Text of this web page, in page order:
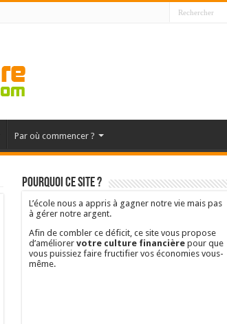
Par où commencer ?
Pourquoi ce site ?
L’école nous a appris à gagner notre vie mais pas
à gérer notre argent.
Afin de combler ce déficit, ce site vous propose
d’améliorer votre culture financièrepour que
vous puissiez faire fructifier vos économies vous-
même.